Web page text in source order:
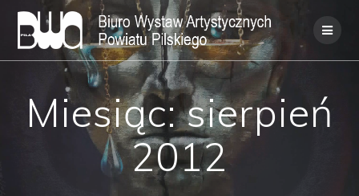
Skip
to
content
Miesiąc:sierpień
2012